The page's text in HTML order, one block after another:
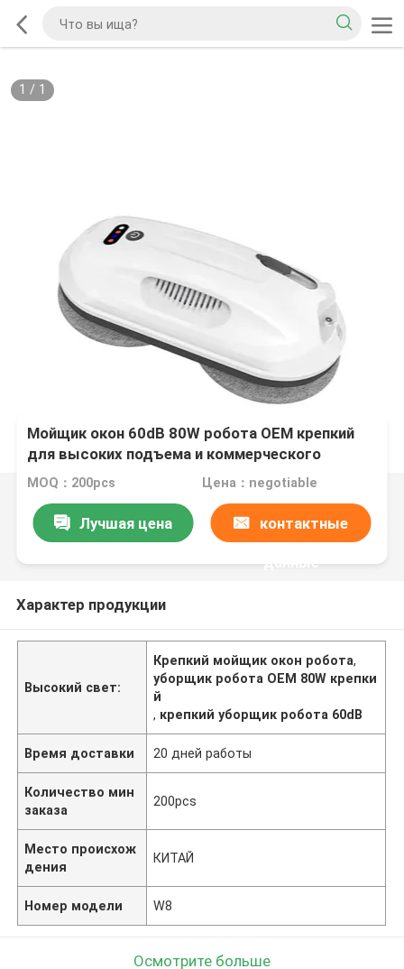
1 / 1
Мойщик окон 60dB 80W робота OEM крепкий
для высоких подъема и коммерческого
использования
MOQ：200pcs Цена：negotiable
Лучшая цена контактные
данные
Характер продукции
Высокий свет:
Крепкий мойщик окон робота,
уборщик робота OEM 80W крепки
й
, крепкий уборщик робота 60dB
Время доставки 20 дней работы
Количество мин
заказа
200pcs
Место происхож
дения
КИТАЙ
Номер модели W8
Осмотрите больше